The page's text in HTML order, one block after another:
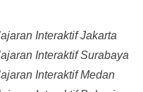
Interaktif Jakarta
Interaktif Surabaya
Interaktif Medan